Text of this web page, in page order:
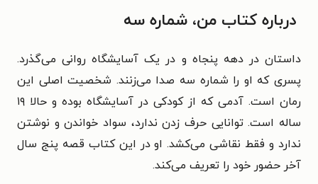
درباره کتاب من، شماره سه
داستان در دهه پنجاه و در یک آسایشگاه روانی می‌گذرد.
پسری که او را شماره سه صدا می‌زنند. شخصیت اصلی این
رمان است. آدمی که از کودکی در آسایشگاه بوده و حالا ۱۹
ساله است. توانایی حرف زدن ندارد، سواد خواندن و نوشتن
ندارد و فقط نقاشی می‌کشد. او در این کتاب قصه پنج سال
آخر حضور خود را تعریف می‌کند.